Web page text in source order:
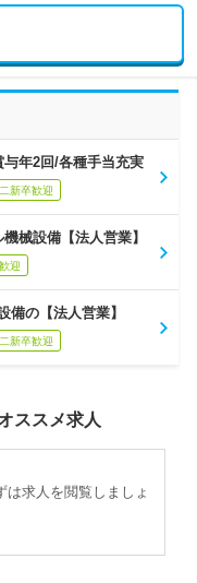
年2回/各種手当充実
新卒歓迎
械設備【法人営業】
迎
備の【法人営業】
新卒歓迎
ススメ求人
は求人を閲覧しましょ